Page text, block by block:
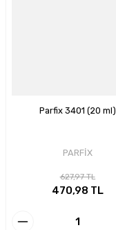
Parfix 3401 (20 ml)
PARFİX
627,97 TL
470,98 TL